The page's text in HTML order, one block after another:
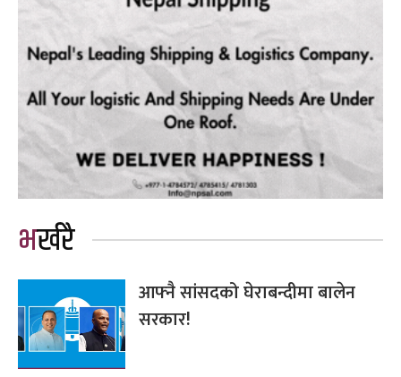
भर्खरै
आफ्नै सांसदको घेराबन्दीमा बालेन
सरकार!